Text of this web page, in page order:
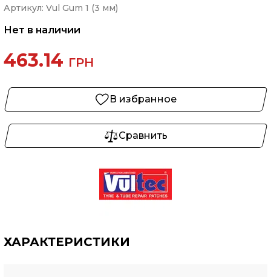
Артикул: Vul Gum 1 (3 мм)
Нет в наличии
463.14 ГРН
В избранное
Сравнить
ХАРАКТЕРИСТИКИ